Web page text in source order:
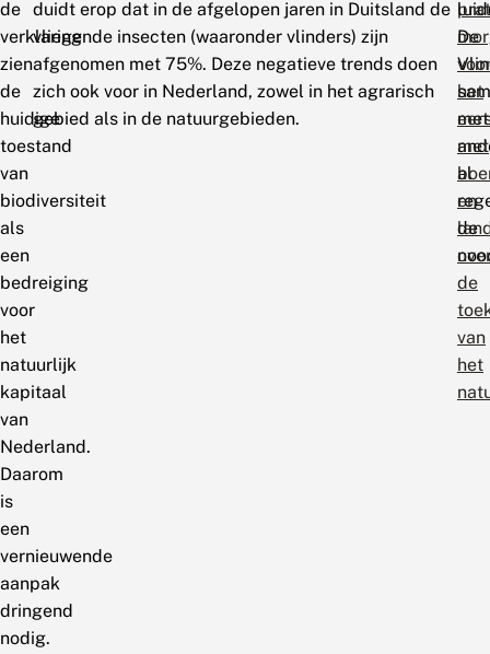
de
verklaring
zien
de
huidige
toestand
van
biodiversiteit
als
een
bedreiging
voor
het
natuurlijk
kapitaal
van
Nederland.
Daarom
is
een
vernieuwende
aanpak
dringend
nodig.
duidt erop dat in de afgelopen jaren in Duitsland de
vliegende insecten (waaronder vlinders) zijn
afgenomen met 75%. Deze negatieve trends doen
zich ook voor in Nederland, zowel in het agrarisch
gebied als in de natuurgebieden.
De
met
al
de
het
met
en
de
van
het